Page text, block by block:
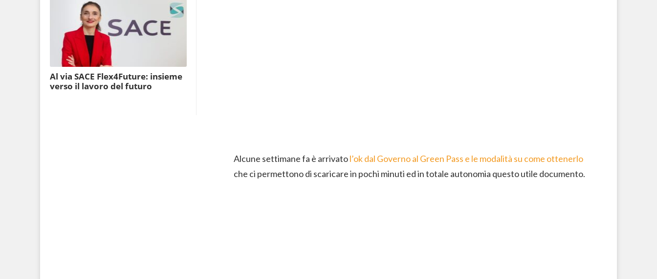
Alcune settimane fa è arrivatol’ok dal Governo al Green Pass e le modalità su come ottenerlo
che ci permettono di scaricare in pochi minuti ed in totale autonomia questo utile documento.
Al via SACE Flex4Future: insieme
verso il lavoro del futuro